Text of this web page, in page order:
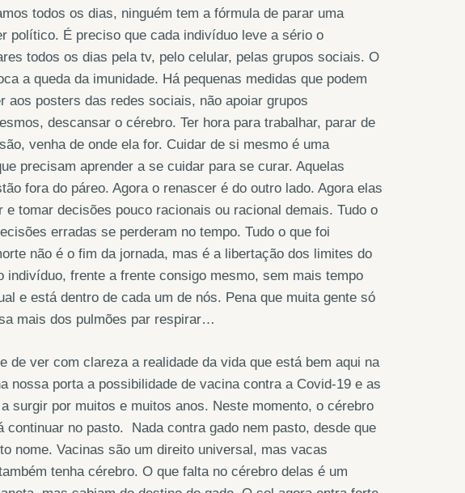
todos os dias, ninguém tem a fórmula de parar uma
político. É preciso que cada indivíduo leve a sério o
todos os dias pela tv, pelo celular, pelas grupos sociais. O
a queda da imunidade. Há pequenas medidas que podem
aos posters das redes sociais, não apoiar grupos
descansar o cérebro. Ter hora para trabalhar, parar de
venha de onde ela for. Cuidar de si mesmo é uma
precisam aprender a se cuidar para se curar. Aquelas
fora do páreo. Agora o renascer é do outro lado. Agora elas
tomar decisões pouco racionais ou racional demais. Tudo o
erradas se perderam no tempo. Tudo o que foi
não é o fim da jornada, mas é a libertação dos limites do
frente a frente consigo mesmo, sem mais tempo
e está dentro de cada um de nós. Pena que muita gente só
mais dos pulmões par respirar…
de ver com clareza a realidade da vida que está bem aqui na
nossa porta a possibilidade de vacina contra a Covid-19 e as
surgir por muitos e muitos anos. Neste momento, o cérebro
continuar no pasto. Nada contra gado nem pasto, desde que
nome. Vacinas são um direito universal, mas vacas
tenha cérebro. O que falta no cérebro delas é um